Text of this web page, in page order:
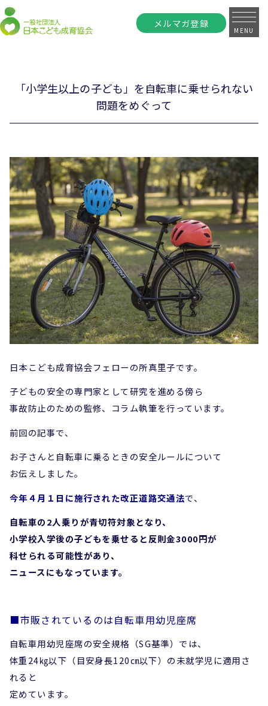
メルマガ登録
MENU
「小学生以上の子ども」を自転車に乗せられない
問題をめぐって
日本こども成育協会フェローの所真里子です。
子どもの安全の専門家として研究を進める傍ら
事故防止のための監修、コラム執筆を行っています。
前回の記事で、
お子さんと自転車に乗るときの安全ルールについて
お伝えしました。
今年４月１日に施行された改正道路交通法で、
自転車の2人乗りが青切符対象となり、
小学校入学後の子どもを乗せると反則金3000円が
科せられる可能性があり、
ニュースにもなっています。
■市販されているのは自転車用幼児座席
自転車用幼児座席の安全規格（SG基準）では、
体重24㎏以下（目安身長120㎝以下）の未就学児に適用さ
れると
定めています。